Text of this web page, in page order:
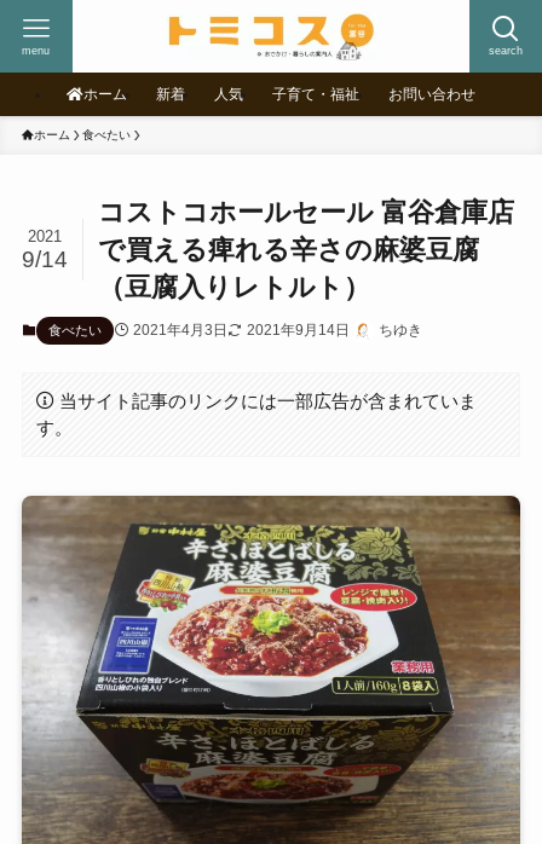
search
menu
ホーム 新着 人気 子育て・福祉 お問い合わせ
ホーム 食べたい
コストコホールセール 富谷倉庫店
で買える痺れる辛さの麻婆豆腐
（豆腐入りレトルト）
2021
9/14
食べたい 2021年4月3日 2021年9月14日 ちゆき
当サイト記事のリンクには一部広告が含まれていま
す。